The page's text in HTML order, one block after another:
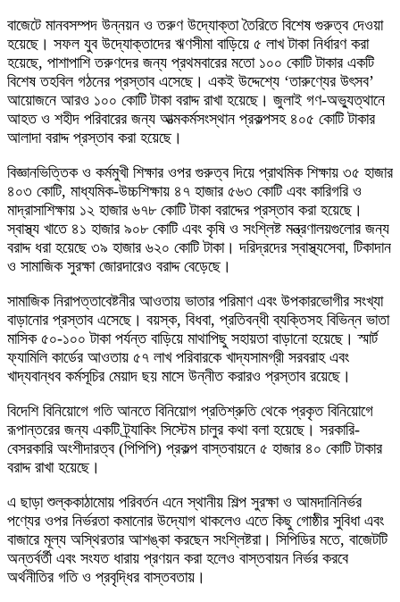
বাজেটে মানবসম্পদ উন্নয়ন ও তরুণ উদ্যোক্তা তৈরিতে বিশেষ গুরুত্ব দেওয়া
হয়েছে। সফল যুব উদ্যোক্তাদের ঋণসীমা বাড়িয়ে ৫ লাখ টাকা নির্ধারণ করা
হয়েছে, পাশাপাশি তরুণদের জন্য প্রথমবারের মতো ১০০ কোটি টাকার একটি
বিশেষ তহবিল গঠনের প্রস্তাব এসেছে। একই উদ্দেশ্যে ‘তারুণ্যের উৎসব’
আয়োজনে আরও ১০০ কোটি টাকা বরাদ্দ রাখা হয়েছে। জুলাই গণ-অভ্যুত্থানে
আহত ও শহীদ পরিবারের জন্য আত্মকর্মসংস্থান প্রকল্পসহ ৪০৫ কোটি টাকার
আলাদা বরাদ্দ প্রস্তাব করা হয়েছে।
বিজ্ঞানভিত্তিক ও কর্মমুখী শিক্ষার ওপর গুরুত্ব দিয়ে প্রাথমিক শিক্ষায় ৩৫ হাজার
৪০৩ কোটি, মাধ্যমিক-উচ্চশিক্ষায় ৪৭ হাজার ৫৬৩ কোটি এবং কারিগরি ও
মাদ্রাসাশিক্ষায় ১২ হাজার ৬৭৮ কোটি টাকা বরাদ্দের প্রস্তাব করা হয়েছে।
স্বাস্থ্য খাতে ৪১ হাজার ৯০৮ কোটি এবং কৃষি ও সংশ্লিষ্ট মন্ত্রণালয়গুলোর জন্য
বরাদ্দ ধরা হয়েছে ৩৯ হাজার ৬২০ কোটি টাকা। দরিদ্রদের স্বাস্থ্যসেবা, টিকাদান
ও সামাজিক সুরক্ষা জোরদারেও বরাদ্দ বেড়েছে।
সামাজিক নিরাপত্তাবেষ্টনীর আওতায় ভাতার পরিমাণ এবং উপকারভোগীর সংখ্যা
বাড়ানোর প্রস্তাব এসেছে। বয়স্ক, বিধবা, প্রতিবন্ধী ব্যক্তিসহ বিভিন্ন ভাতা
মাসিক ৫০-১০০ টাকা পর্যন্ত বাড়িয়ে মাথাপিছু সহায়তা বাড়ানো হয়েছে। স্মার্ট
ফ্যামিলি কার্ডের আওতায় ৫৭ লাখ পরিবারকে খাদ্যসামগ্রী সরবরাহ এবং
খাদ্যবান্ধব কর্মসূচির মেয়াদ ছয় মাসে উন্নীত করারও প্রস্তাব রয়েছে।
বিদেশি বিনিয়োগে গতি আনতে বিনিয়োগ প্রতিশ্রুতি থেকে প্রকৃত বিনিয়োগে
রূপান্তরের জন্য একটি ট্র্যাকিং সিস্টেম চালুর কথা বলা হয়েছে। সরকারি-
বেসরকারি অংশীদারত্ব (পিপিপি) প্রকল্প বাস্তবায়নে ৫ হাজার ৪০ কোটি টাকার
বরাদ্দ রাখা হয়েছে।
এ ছাড়া শুল্ককাঠামোয় পরিবর্তন এনে স্থানীয় শিল্প সুরক্ষা ও আমদানিনির্ভর
পণ্যের ওপর নির্ভরতা কমানোর উদ্যোগ থাকলেও এতে কিছু গোষ্ঠীর সুবিধা এবং
বাজারে মূল্য অস্থিরতার আশঙ্কা করছেন সংশ্লিষ্টরা। সিপিডির মতে, বাজেটটি
অন্তর্বর্তী এবং সংযত ধারায় প্রণয়ন করা হলেও বাস্তবায়ন নির্ভর করবে
অর্থনীতির গতি ও প্রবৃদ্ধির বাস্তবতায়।